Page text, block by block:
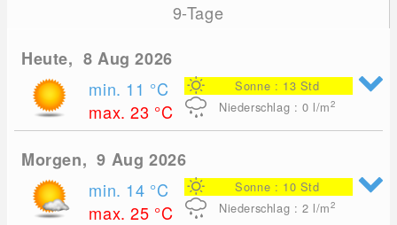
9-Tage
Heute, 8 Aug 2026
min. 11 °C
max. 23 °C
Sonne : 13 Std
Niederschlag : 0 l/m2
Morgen, 9 Aug 2026
min. 14 °C
max. 25 °C
Sonne : 10 Std
Niederschlag : 2 l/m2